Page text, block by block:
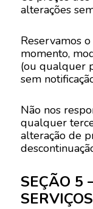
alterações
Reservamos
momento,
(ou qualquer
sem
Não nos
qualquer
alteração de
SEÇÃO 5